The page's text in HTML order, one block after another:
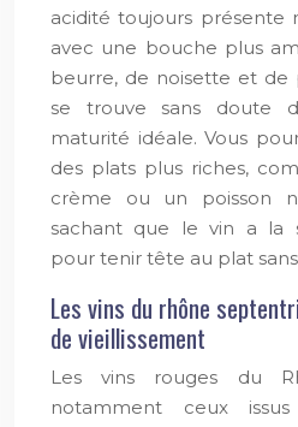
acidité toujours présente
avec une bouche plus
beurre, de noisette et de
se trouve sans doute
maturité idéale. Vous
des plats plus riches,
crème ou un poisson
sachant que le vin a la
pour tenir tête au plat
Les vins du rhône
de vieillissement
Les vins rouges du
notamment ceux